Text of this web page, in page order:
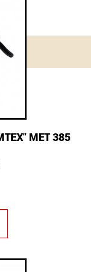
МЕТ 385